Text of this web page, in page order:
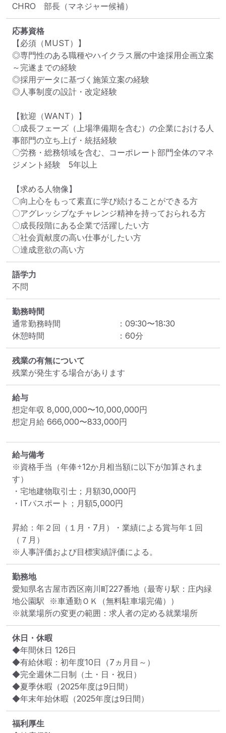
CHRO　部長（マネジャー候補）
応募資格
【必須（MUST）】
◎専門性のある職種やハイクラス層の中途採用企画立案
～完遂までの経験
◎採用データに基づく施策立案の経験
◎人事制度の設計・改定経験
【歓迎（WANT）】
〇成長フェーズ（上場準備期を含む）の企業における人
事部門の立ち上げ・統括経験
〇労務・総務領域を含む、コーポレート部門全体のマネ
ジメント経験　5年以上
【求める人物像】
〇向上心をもって素直に学び続けることができる方
〇アグレッシブなチャレンジ精神を持っておられる方
〇成長段階にある企業で活躍したい方
〇社会貢献度の高い仕事がしたい方
〇達成意欲の高い方
語学力
不問
勤務時間
通常勤務時間
： 09:30〜18:30
休憩時間
： 60分
残業の有無について
残業が発生する場合があります
給与
想定年収 8,000,000〜10,000,000円
想定月給 666,000〜833,000円
給与備考
※資格手当（年俸÷12か月相当額に以下が加算されま
す）
・宅地建物取引士；月額30,000円
・ITパスポート；月額5,000円
昇給：年２回（１月・7月）・業績による賞与年１回
（７月）
※人事評価および目標実績評価による。
勤務地
愛知県名古屋市西区南川町227番地 （最寄り駅：庄内緑
地公園駅  ※車通勤ＯＫ（無料駐車場完備））
※就業場所の変更の範囲：求人者の定める就業場所
休日・休暇
◆年間休日 126日
◆有給休暇：初年度10日（7ヵ月目～）
◆完全週休二日制（土・日・祝日）
◆夏季休暇（2025年度は9日間）
◆年末年始休暇（2025年度は9日間）
福利厚生